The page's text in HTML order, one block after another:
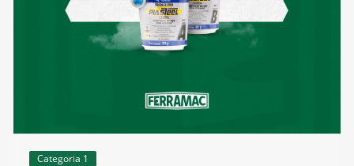
Categoria 1